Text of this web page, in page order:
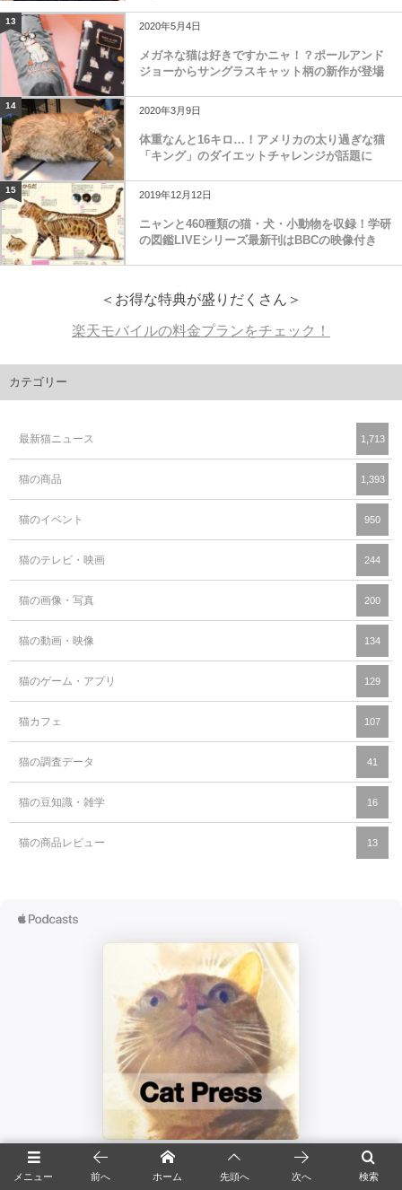
13 2020年5月4日
メガネな猫は好きですかニャ！？ポールアンド
ジョーからサングラスキャット柄の新作が登場
14 2020年3月9日
体重なんと16キロ…！アメリカの太り過ぎな猫
「キング」のダイエットチャレンジが話題に
15 2019年12月12日
ニャンと460種類の猫・犬・小動物を収録！学研
の図鑑LIVEシリーズ最新刊はBBCの映像付き
＜お得な特典が盛りだくさん＞
楽天モバイルの料金プランをチェック！
カテゴリー
最新猫ニュース 1,713
猫の商品 1,393
猫のイベント 950
猫のテレビ・映画 244
猫の画像・写真 200
猫の動画・映像 134
猫のゲーム・アプリ 129
猫カフェ 107
猫の調査データ 41
猫の豆知識・雑学 16
猫の商品レビュー 13
メニュー 検索
前へ ホーム 先頭へ 次へ